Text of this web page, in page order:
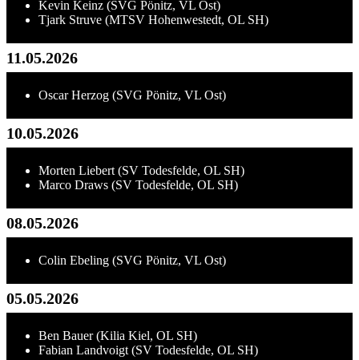
Kevin Keinz (SVG Pönitz, VL Ost)
Tjark Struve (MTSV Hohenwestedt, OL SH)
11.05.2026
Oscar Herzog (SVG Pönitz, VL Ost)
10.05.2026
Morten Liebert (SV Todesfelde, OL SH)
Marco Draws (SV Todesfelde, OL SH)
08.05.2026
Colin Ebeling (SVG Pönitz, VL Ost)
05.05.2026
Ben Bauer (Kilia Kiel, OL SH)
Fabian Landvoigt (SV Todesfelde, OL SH)